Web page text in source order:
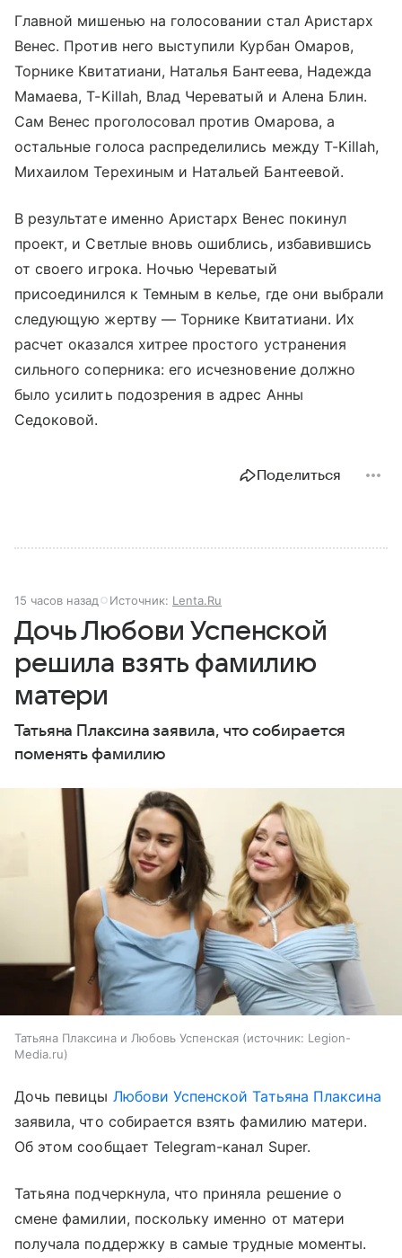
Главной мишенью на голосовании стал Аристарх
Венес. Против него выступили Курбан Омаров,
Торнике Квитатиани, Наталья Бантеева, Надежда
Мамаева, T-Killah, Влад Череватый и Алена Блин.
Сам Венес проголосовал против Омарова, а
остальные голоса распределились между T-Killah,
Михаилом Терехиным и Натальей Бантеевой.
В результате именно Аристарх Венес покинул
проект, и Светлые вновь ошиблись, избавившись
от своего игрока. Ночью Череватый
присоединился к Темным в келье, где они выбрали
следующую жертву — Торнике Квитатиани. Их
расчет оказался хитрее простого устранения
сильного соперника: его исчезновение должно
было усилить подозрения в адрес Анны
Седоковой.
Поделиться
15 часов назад Источник: Lenta.Ru
Дочь Любови Успенской
решила взять фамилию
матери
Татьяна Плаксина заявила, что собирается
поменять фамилию
Татьяна Плаксина и Любовь Успенская источник: Legion-
Media.ru
Дочь певицы Любови Успенской Татьяна Плаксина
заявила, что собирается взять фамилию матери.
Об этом сообщает Telegram-канал Super.
Татьяна подчеркнула, что приняла решение о
смене фамилии, поскольку именно от матери
получала поддержку в самые трудные моменты.